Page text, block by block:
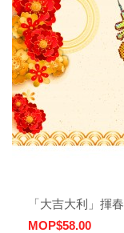
「大吉大利」揮春
MOP$58.00